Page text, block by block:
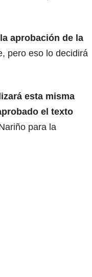
aprobación de la
pero eso lo decidirá
esta misma
el texto
para la